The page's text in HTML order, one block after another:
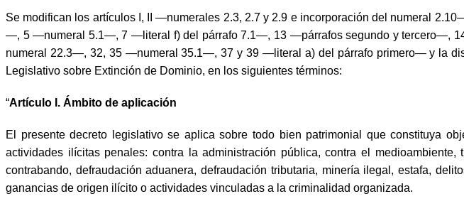
Se modifican los artículos I, II —numerales 2.3, 2.7 y 2.9 e incorporación del numeral
—, 5 —numeral 5.1—, 7 —literal f) del párrafo 7.1—, 13 —párrafos segundo y tercero—,
numeral 22.3—, 32, 35 —numeral 35.1—, 37 y 39 —literal a) del párrafo primero— y la
Legislativo sobre Extinción de Dominio, en los siguientes términos:
“Artículo I. Ámbito de aplicación
El presente decreto legislativo se aplica sobre todo bien patrimonial que constituya
actividades ilícitas penales: contra la administración pública, contra el
contrabando, defraudación aduanera, defraudación tributaria, minería ilegal, estafa,
ganancias de origen ilícito o actividades vinculadas a la criminalidad organizada.